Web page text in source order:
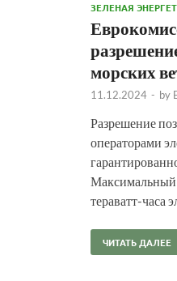
ЗЕЛЕНАЯ
морских
11.12.2024 - by
Разрешение
операторами
Максимальный
тераватт-часа
ЧИТАТЬ ДАЛЕЕ